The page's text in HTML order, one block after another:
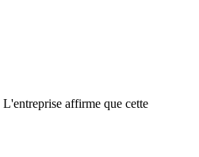
L'entreprise affirme que cette